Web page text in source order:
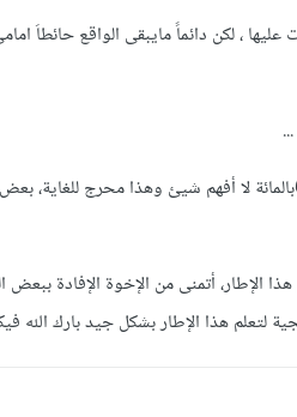
، لكن دائماً مايبقى الواقع حائطاَ
مع أنني ضعيف في الإنجليزية، وهذا تحدي كبير بالنسبة لي أي أنني بنسبة 65بالمائة لا أفهم شيئ وهذا
الإطار، أتمنى من الإخوة الإفادة ببعض
لتعلم هذا الإطار بشكل جيد بارك الله